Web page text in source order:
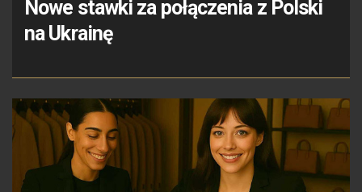
Nowe stawki za połączenia z Polski
na Ukrainę